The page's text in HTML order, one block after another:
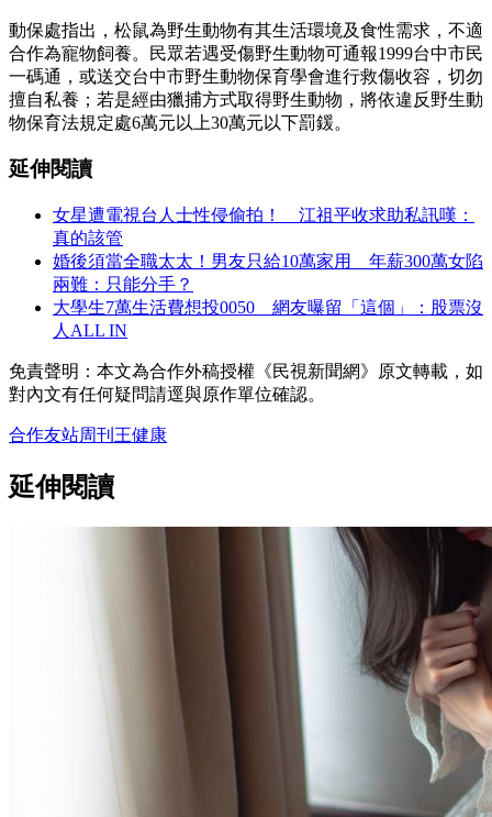
動保處指出，松鼠為野生動物有其生活環境及食性需求，不適
合作為寵物飼養。民眾若遇受傷野生動物可通報1999台中市民
一碼通，或送交台中市野生動物保育學會進行救傷收容，切勿
擅自私養；若是經由獵捕方式取得野生動物，將依違反野生動
物保育法規定處6萬元以上30萬元以下罰鍰。
延伸閱讀
女星遭電視台人士性侵偷拍！ 江祖平收求助私訊嘆：
真的該管
婚後須當全職太太！男友只給10萬家用 年薪300萬女陷
兩難：只能分手？
大學生7萬生活費想投0050 網友曝留「這個」：股票沒
人ALL IN
免責聲明：本文為合作外稿授權《民視新聞網》原文轉載，如
對內文有任何疑問請逕與原作單位確認。
合作友站周刊王健康
延伸閱讀